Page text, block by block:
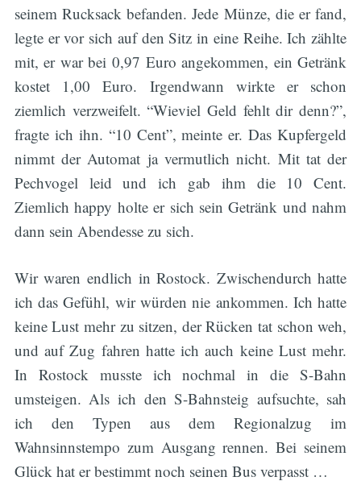
seinem Rucksack befanden. Jede Münze, die er fand,
legte er vor sich auf den Sitz in eine Reihe. Ich zählte
mit, er war bei 0,97 Euro angekommen, ein Getränk
kostet 1,00 Euro. Irgendwann wirkte er schon
ziemlich verzweifelt. “Wieviel Geld fehlt dir denn?”,
fragte ich ihn. “10 Cent”, meinte er. Das Kupfergeld
nimmt der Automat ja vermutlich nicht. Mit tat der
Pechvogel leid und ich gab ihm die 10 Cent.
Ziemlich happy holte er sich sein Getränk und nahm
dann sein Abendesse zu sich.
Wir waren endlich in Rostock. Zwischendurch hatte
ich das Gefühl, wir würden nie ankommen. Ich hatte
keine Lust mehr zu sitzen, der Rücken tat schon weh,
und auf Zug fahren hatte ich auch keine Lust mehr.
In Rostock musste ich nochmal in die S-Bahn
umsteigen. Als ich den S-Bahnsteig aufsuchte, sah
ich den Typen aus dem Regionalzug im
Wahnsinnstempo zum Ausgang rennen. Bei seinem
Glück hat er bestimmt noch seinen Bus verpasst …